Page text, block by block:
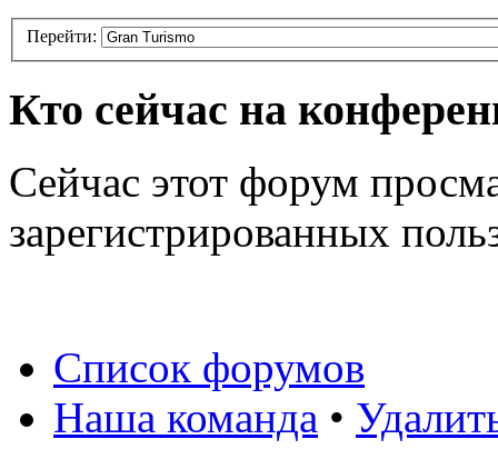
Перейти:
Кто сейчас на
Сейчас этот форум
зарегистрированных
Список форумов
Наша команда •